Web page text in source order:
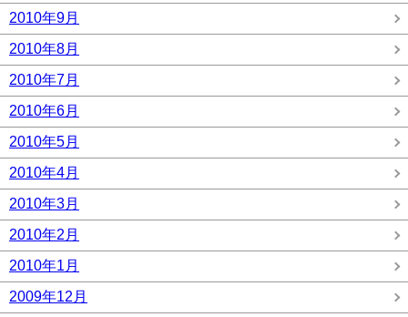
2010年9月
2010年8月
2010年7月
2010年6月
2010年5月
2010年4月
2010年3月
2010年2月
2010年1月
2009年12月